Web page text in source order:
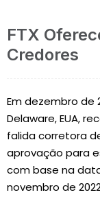
FTX
Credores
Em dezembro de
Delaware, EUA,
falida corretora
aprovação para
com base na
novembro de